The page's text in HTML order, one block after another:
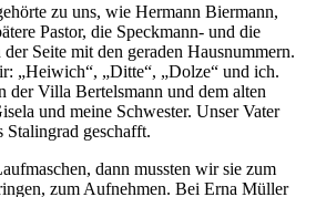
zu uns, wie Hermann Biermann,
Pastor, die Speckmann- und die
Seite mit den geraden Hausnummern.
„Heiwich“, „Ditte“, „Dolze“ und ich.
der Villa Bertelsmann und dem alten
und meine Schwester. Unser Vater
Stalingrad geschafft.
dann mussten wir sie zum
zum Aufnehmen. Bei Erna Müller